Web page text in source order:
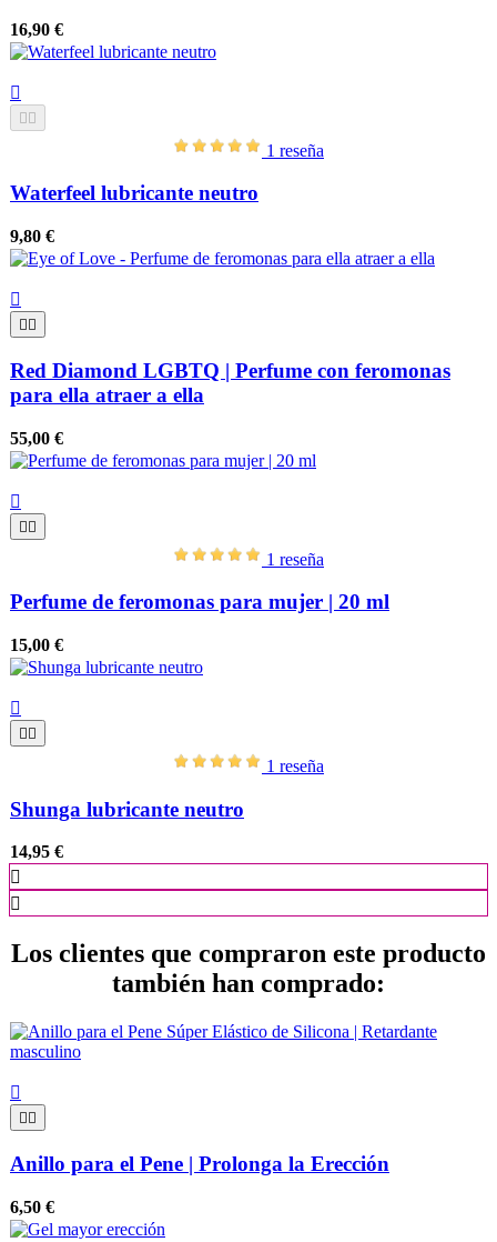
16,90 €


1 reseña
Waterfeel lubricante neutro
9,80 €

 
Red Diamond LGBTQ | Perfume con feromonas
para ella atraer a ella
55,00 €


1 reseña
Perfume de feromonas para mujer | 20 ml
15,00 €

 
1 reseña
Shunga lubricante neutro
14,95 €


Los clientes que compraron este producto
también han comprado:

 
Anillo para el Pene | Prolonga la Erección
6,50 €